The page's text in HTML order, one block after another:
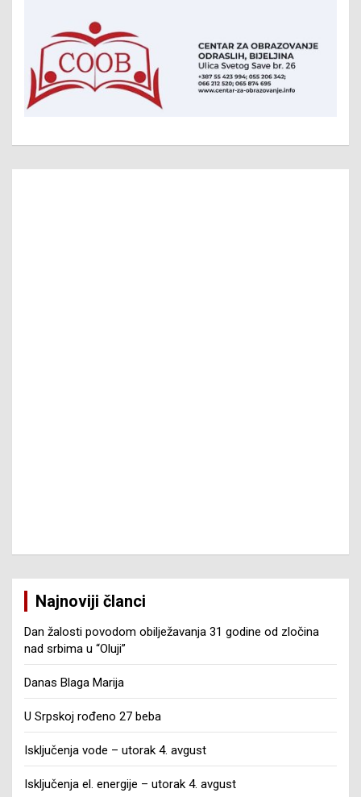
Najnoviji članci
Dan žalosti povodom obilježavanja 31 godine od zločina
nad srbima u “Oluji”
Danas Blaga Marija
U Srpskoj rođeno 27 beba
Isključenja vode – utorak 4. avgust
Isključenja el. energije – utorak 4. avgust